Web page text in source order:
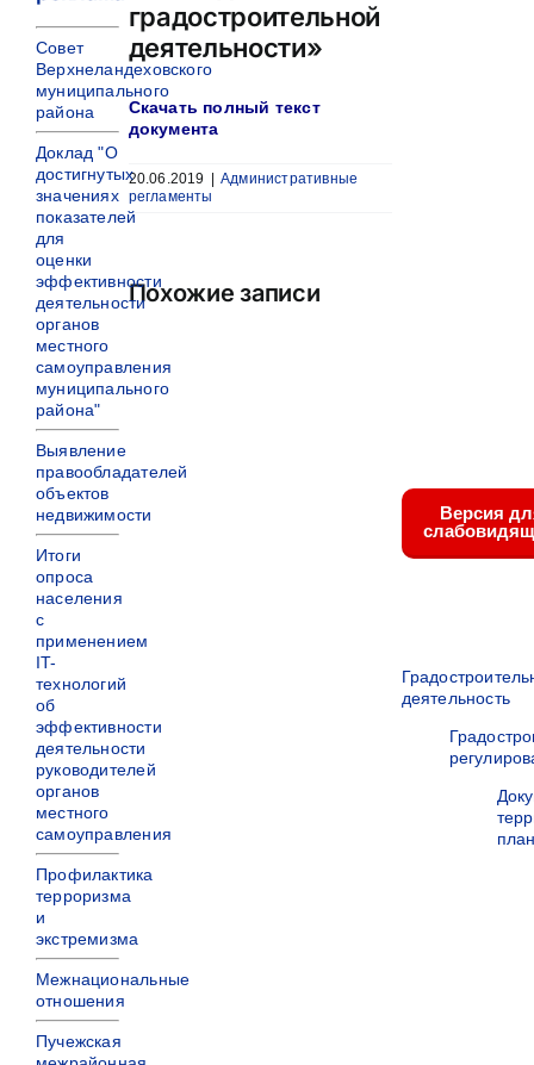
градостроительной
деятельности»
Скачать полный текст
документа
20.06.2019
Административные
регламенты
Похожие записи
Совет
Верхнеландеховского
муниципального
района
Доклад "О
достигнутых
значениях
показателей
для
оценки
эффективности
деятельности
органов
местного
самоуправления
муниципального
района"
Выявление
правообладателей
объектов
недвижимости
Итоги
опроса
населения
с
применением
IT-
технологий
об
эффективности
деятельности
руководителей
органов
местного
самоуправления
Профилактика
терроризма
и
экстремизма
Межнациональные
отношения
Пучежская
Версия
деятельность